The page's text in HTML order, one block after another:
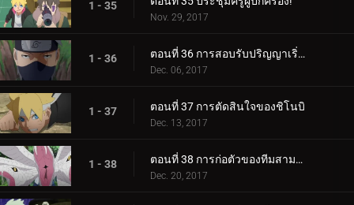
1 - 35
Nov. 29, 2017
1 - 36 ตอนที่ 36 การสอบรับปริญญาเริ่มต้นขึ้นแล้ว!
Dec. 06, 2017
1 - 37 ตอนที่ 37 การตัดสินใจของชิโนบิ
Dec. 13, 2017
1 - 38 ตอนที่ 38 การก่อตัวของทีมสามคน?
Dec. 20, 2017